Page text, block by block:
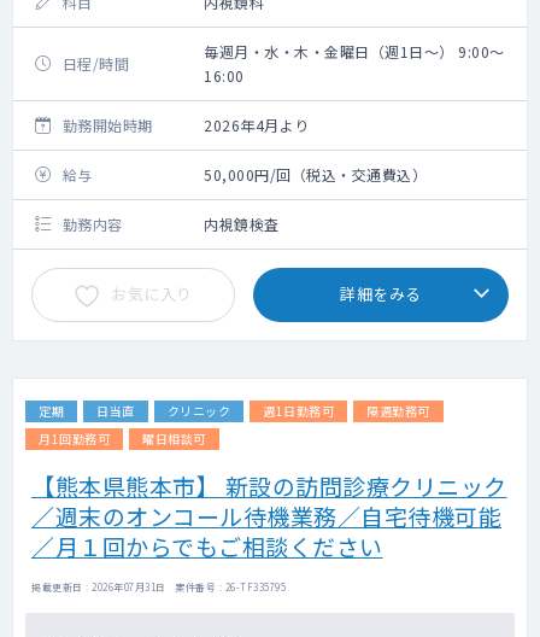
日程/時間
毎週月・水・木・金曜日（週1日～） 9:00～
16:00
勤務開始時期 2026年4月より
給与 50,000円/回（税込・交通費込）
勤務内容 内視鏡検査
お気に入り 詳細をみる
定期 日当直 クリニック 週1日勤務可
隔週勤務可
月1回勤務可
曜日相談可
【熊本県熊本市】 新設の訪問診療クリニック
／週末のオンコール待機業務／自宅待機可能
／月１回からでもご相談ください
掲載更新日 : 2026年07月31日 案件番号 : 26-TF335795